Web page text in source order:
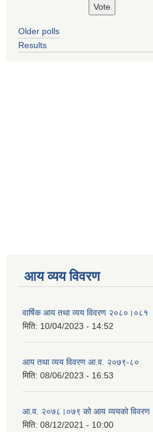
Older polls
Results
आय व्यय विवरण
वार्षिक आय तथा व्यय विवरण २०८०।०८१
मिति: 10/04/2023 - 14:52
आय तथा व्यय विवरण आ.व. २०७९-८०
मिति: 08/06/2023 - 16:53
आ.व. २०७८।०७९ को आय व्ययको विवरण
मिति: 08/12/2021 - 10:00